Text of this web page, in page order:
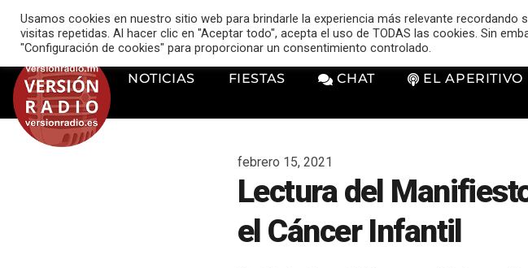
music_note VERSIÓN RADIO
NOTICIAS FIESTAS CHAT EL APERITIVO
febrero 15, 2021
Lectura del
el Cáncer Infantil
Usamos cookies en nuestro sitio web para brindarle la experiencia más relevante recordando
visitas repetidas. Al hacer clic en "Aceptar todo", acepta el uso de TODAS las cookies. Sin
"Configuración de cookies" para proporcionar un consentimiento controlado.